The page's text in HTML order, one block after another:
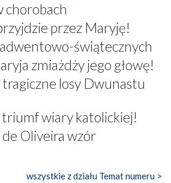
chorobach
przez Maryję!
świątecznych
zmiażdży jego głowę!
tragiczne losy Dwunastu
triumf wiary katolickiej!
Oliveira wzór
wszystkie z działu Temat numeru >